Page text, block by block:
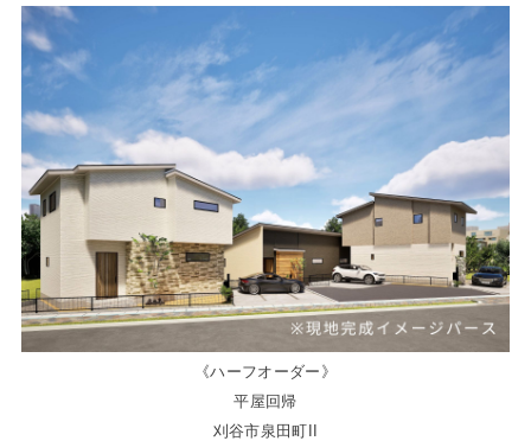
《ハーフオーダー》
平屋回帰
刈谷市泉田町II